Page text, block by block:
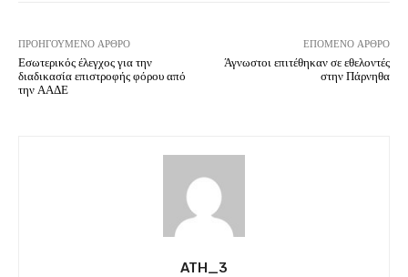
ΠΡΟΗΓΟΎΜΕΝΟ ΆΡΘΡΟ
Εσωτερικός έλεγχος για την
διαδικασία επιστροφής φόρου από
την ΑΑΔΕ
ΕΠΌΜΕΝΟ ΆΡΘΡΟ
Άγνωστοι επιτέθηκαν σε εθελοντές
στην Πάρνηθα
ATH_3